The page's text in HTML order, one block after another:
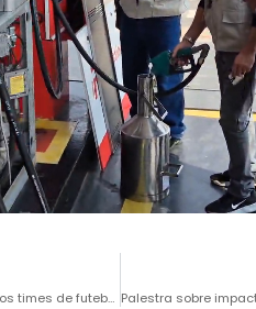
Dia do Compositor: a união da música com os times de futebol da região